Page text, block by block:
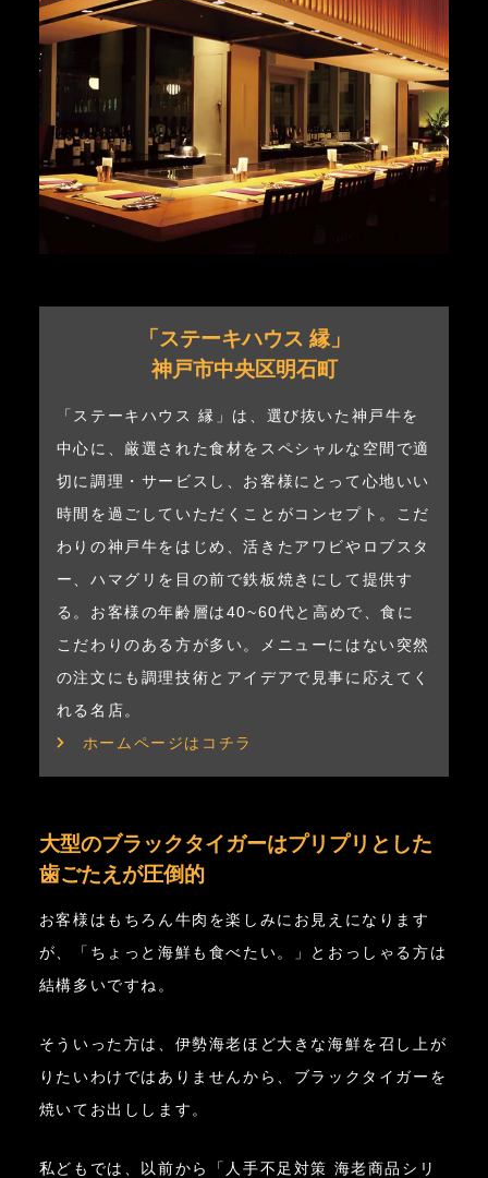
「ステーキハウス 縁」
神戸市中央区明石町
「ステーキハウス 縁」は、選び抜いた神戸牛を
中心に、厳選された食材をスペシャルな空間で適
切に調理・サービスし、お客様にとって心地いい
時間を過ごしていただくことがコンセプト。こだ
わりの神戸牛をはじめ、活きたアワビやロブスタ
ー、ハマグリを目の前で鉄板焼きにして提供す
る。お客様の年齢層は40~60代と高めで、食に
こだわりのある方が多い。メニューにはない突然
の注文にも調理技術とアイデアで見事に応えてく
れる名店。
ホームページはコチラ
大型のブラックタイガーはプリプリとした
歯ごたえが圧倒的
お客様はもちろん牛肉を楽しみにお見えになります
が、「ちょっと海鮮も食べたい。」とおっしゃる方は
結構多いですね。
そういった方は、伊勢海老ほど大きな海鮮を召し上が
りたいわけではありませんから、ブラックタイガーを
焼いてお出しします。
私どもでは、以前から「人手不足対策 海老商品シリ